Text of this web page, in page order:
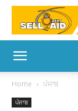
Home ਪੰਜਾਬ
ਪੰਜਾਬ